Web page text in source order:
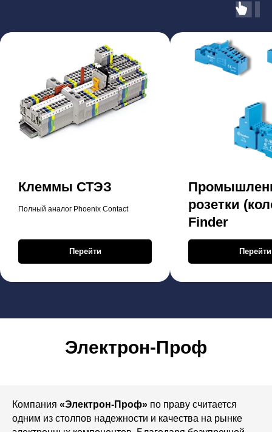
Клеммы СТЭЗ
Полный аналог Phoenix Contact
Перейти
розетки
Finder
Перейти
Электрон-Проф
Компания «Электрон-Проф» по праву считается
одним из столпов надежности и качества на рынке